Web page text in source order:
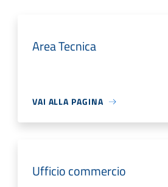
Area Tecnica
VAI ALLA PAGINA
Ufficio commercio